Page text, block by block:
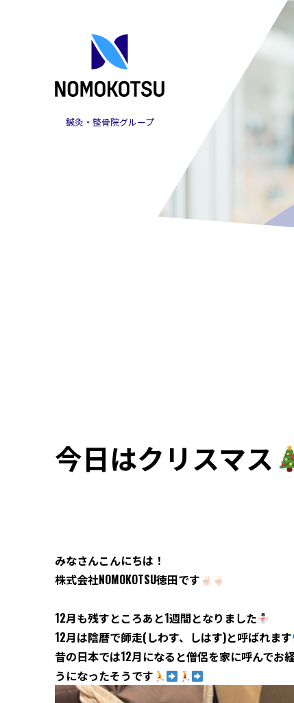
株式会社NOMOKOTSU
鍼灸・整骨院グループ
今日はクリスマス
みなさんこんにちは！
株式会社NOMOKOTSU徳田です
12月も残すところあと1週間となりました
12月は陰暦で師走(しわす、しはす)と呼ばれます
昔の日本では12月になると僧侶を家に呼んでお
うになったそうです